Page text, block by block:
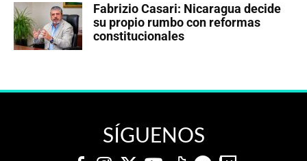
Fabrizio Casari: Nicaragua decide
su propio rumbo con reformas
constitucionales
SÍGUENOS